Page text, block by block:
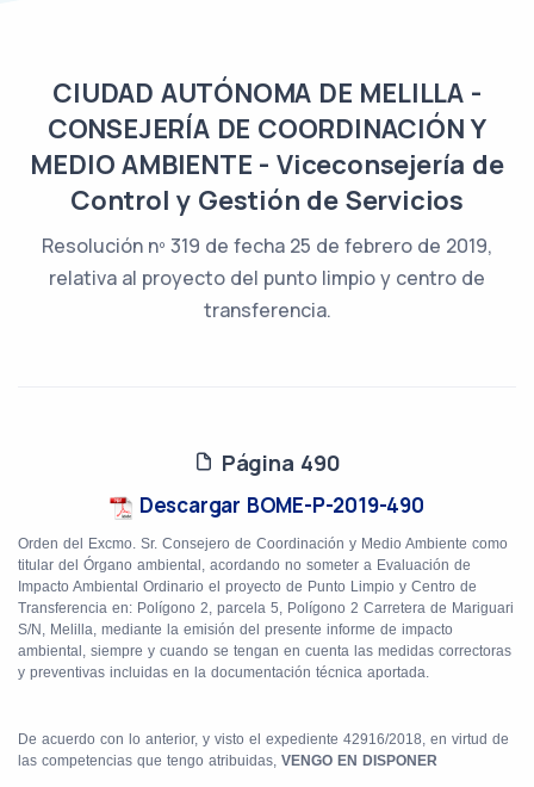
CIUDAD AUTÓNOMA DE MELILLA -
CONSEJERÍA DE COORDINACIÓN Y
MEDIO AMBIENTE - Viceconsejería de
Control y Gestión de Servicios
Resolución nº 319 de fecha 25 de febrero de 2019,
relativa al proyecto del punto limpio y centro de
transferencia.
Página 490
Descargar BOME-P-2019-490
Orden del Excmo. Sr. Consejero de Coordinación y Medio Ambiente como
titular del Órgano ambiental, acordando no someter a Evaluación de
Impacto Ambiental Ordinario el proyecto de Punto Limpio y Centro de
Transferencia en: Polígono 2, parcela 5, Polígono 2 Carretera de Mariguari
S/N, Melilla, mediante la emisión del presente informe de impacto
ambiental, siempre y cuando se tengan en cuenta las medidas correctoras
y preventivas incluidas en la documentación técnica aportada.
De acuerdo con lo anterior, y visto el expediente 42916/2018, en virtud de
las competencias que tengo atribuidas, VENGO EN DISPONER